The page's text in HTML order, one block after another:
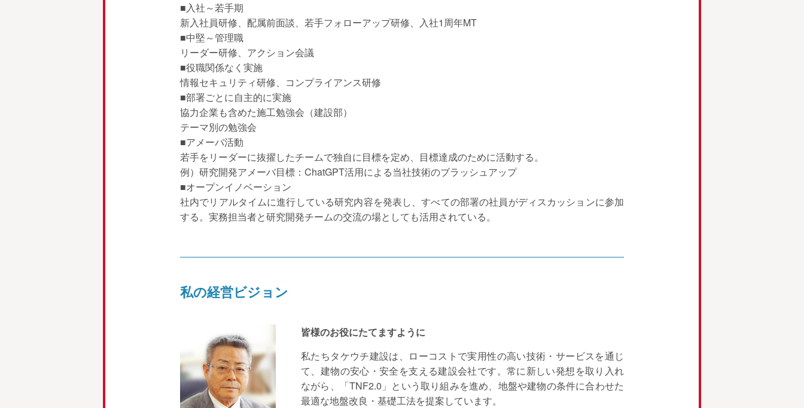
■入社～若手期
新入社員研修、配属前面談、若手フォローアップ研修、入社1周年MT
■中堅～管理職
リーダー研修、アクション会議
■役職関係なく実施
情報セキュリティ研修、コンプライアンス研修
■部署ごとに自主的に実施
協力企業も含めた施工勉強会（建設部）
テーマ別の勉強会
■アメーバ活動
若手をリーダーに抜擢したチームで独自に目標を定め、目標達成のために活動する。
例）研究開発アメーバ目標：ChatGPT活用による当社技術のブラッシュアップ
■オープンイノベーション
社内でリアルタイムに進行している研究内容を発表し、すべての部署の社員がディスカッションに参加
する。実務担当者と研究開発チームの交流の場としても活用されている。
私の経営ビジョン
皆様のお役にたてますように
私たちタケウチ建設は、ローコストで実用性の高い技術・サービスを通じ
て、建物の安心・安全を支える建設会社です。常に新しい発想を取り入れ
ながら、「TNF2.0」という取り組みを進め、地盤や建物の条件に合わせた
最適な地盤改良・基礎工法を提案しています。